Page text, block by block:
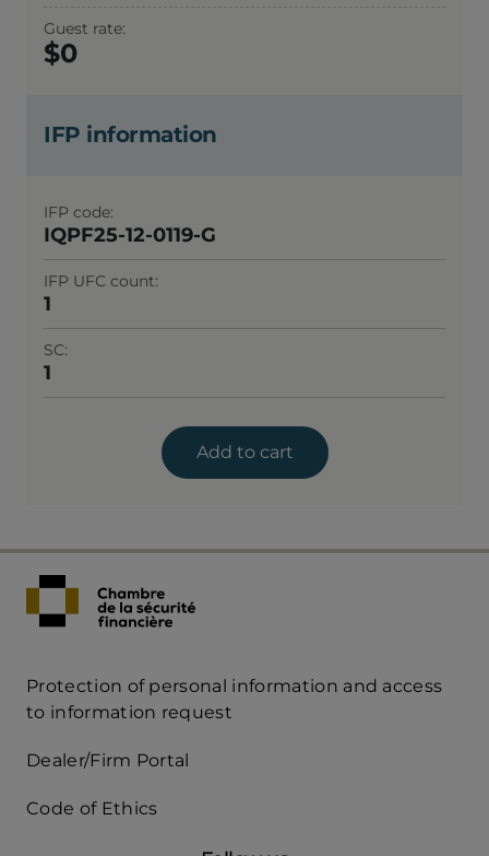
Guest rate
0
IFP information
IFP code
IQPF25-12-0119-G
IFP UFC count
1
SC
1
Add to cart
Acces
mobile
Protection of personal information and access
to information request
Dealer/Firm Portal
Code of Ethics